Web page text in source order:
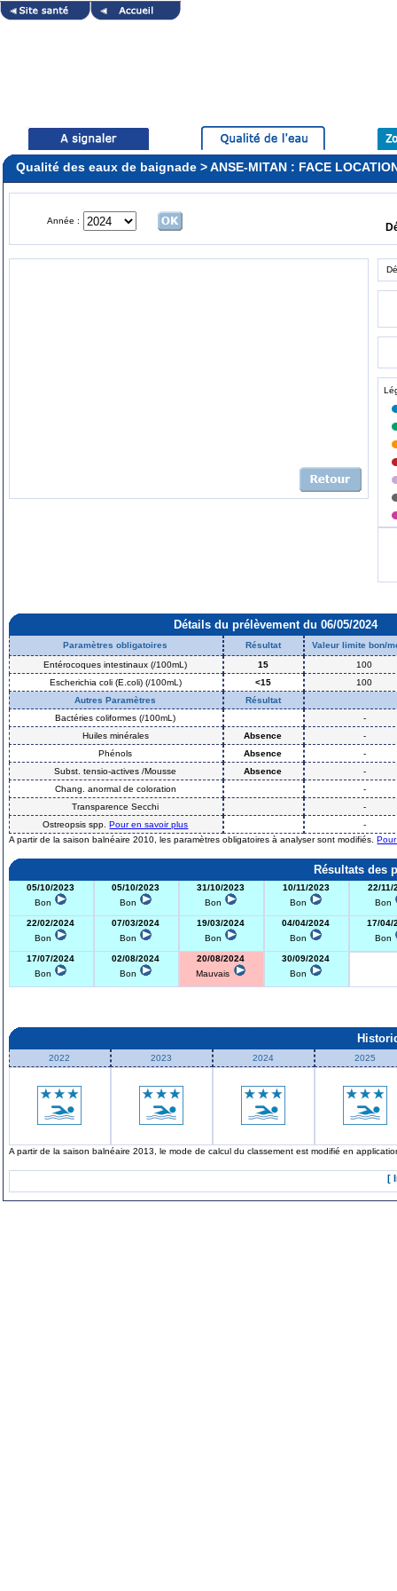
Qualité des eaux de baignade > ANSE-MITAN : FACE
Année :
Détails du prélèvement du 06/05/2024
Paramètres obligatoires Résultat
Valeur limite bon/
Entérocoques intestinaux (/100mL)
15
100
Escherichia coli (E.coli) (/100mL)
<15
100
Autres Paramètres
Résultat
Bactéries coliformes (/100mL)
-
Huiles minérales
Absence
-
Phénols
Absence
-
Subst. tensio-actives /Mousse
Absence
-
Chang. anormal de coloration
-
Transparence Secchi
-
Ostreopsis spp.Pour en savoir plus
-
A partir de la saison balnéaire 2010, les paramètres obligatoires à analyser sont modifiés.
Résultats des
05/10/2023
Bon
05/10/2023
Bon
31/10/2023
Bon
10/11/2023
Bon
22/11/
Bon
22/02/2024
Bon
07/03/2024
Bon
19/03/2024
Bon
04/04/2024
Bon
17/04/
Bon
17/07/2024
Bon
02/08/2024
Bon
20/08/2024
Mauvais
30/09/2024
Bon
2022 2023 2024 2025
A partir de la saison balnéaire 2013, le mode de calcul du classement est modifié en
[